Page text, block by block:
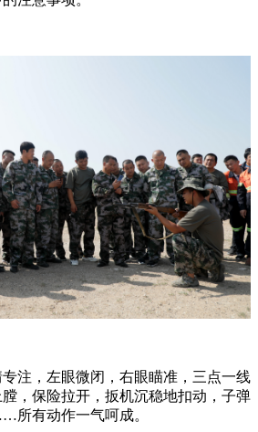
注，左眼微闭，右眼瞄准，三点一线
，保险拉开，扳机沉稳地扣动，子弹
所有动作一气呵成。